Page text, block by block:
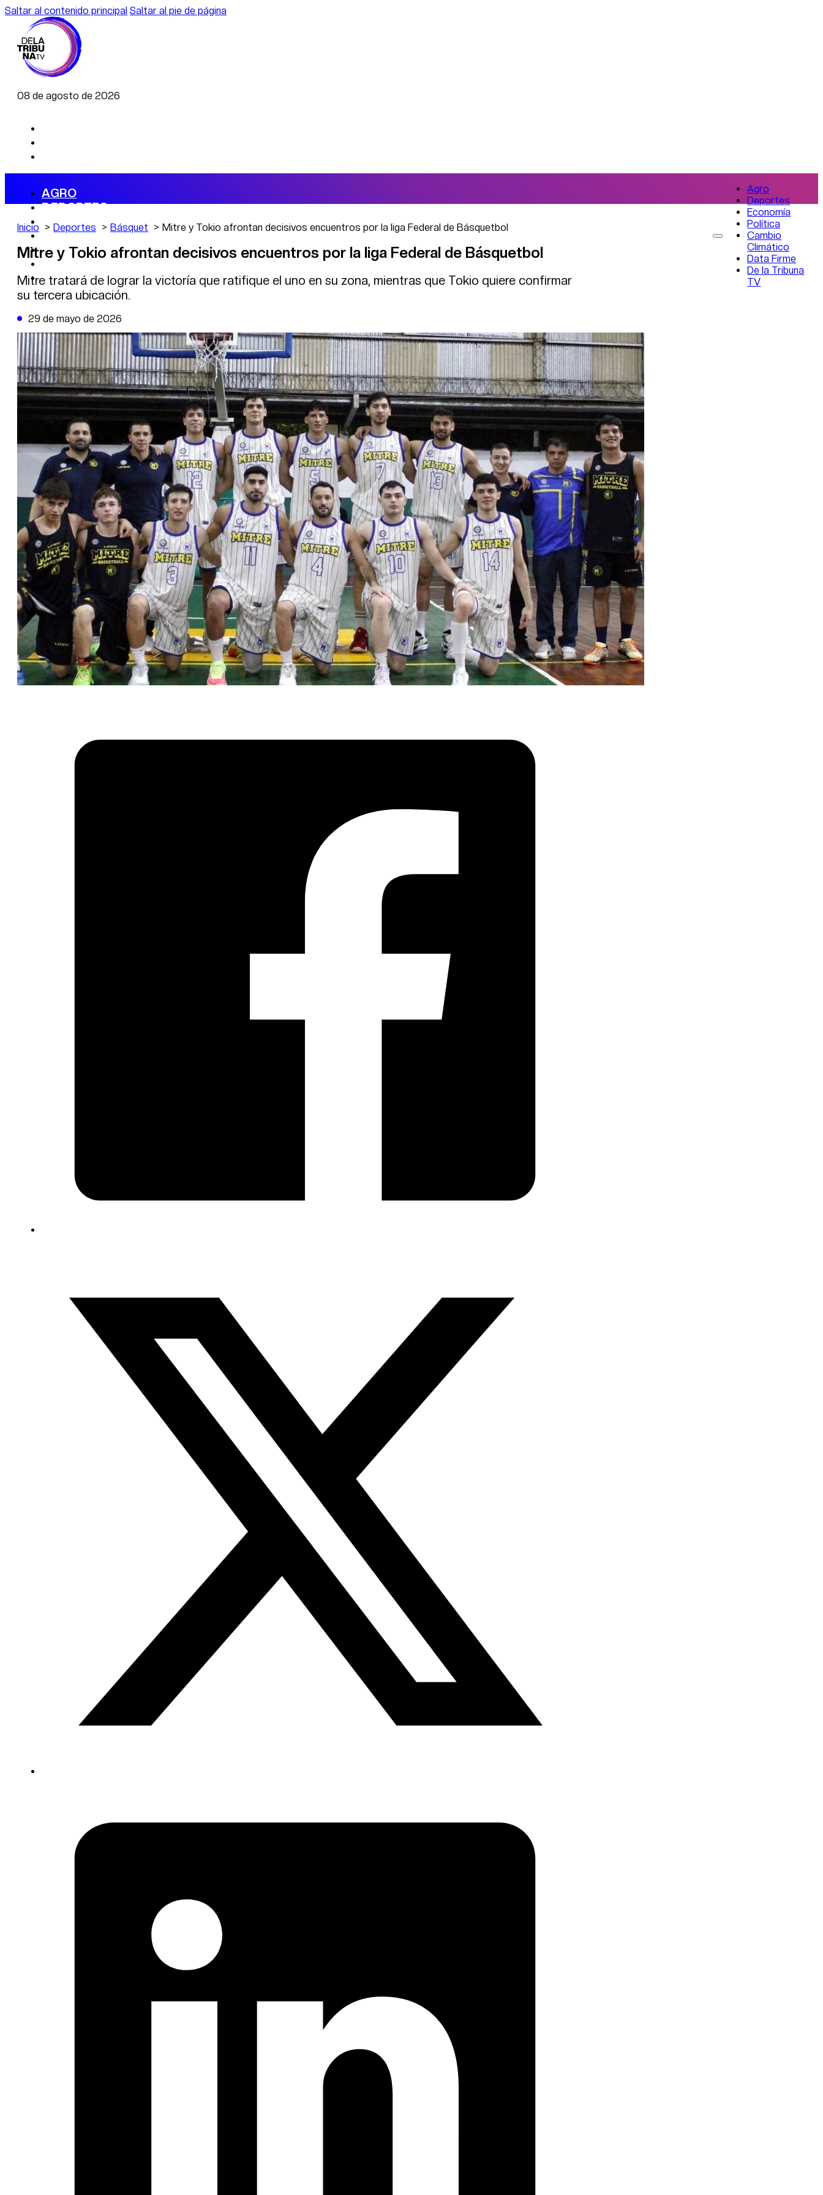
Saltar al contenido principal Saltar al pie de página
08 de agosto de 2026
AGRO
DEPORTES
ECONOMÍA
POLÍTICA
CAMBIO CLIMÁTICO
DATA FIRME
DE LA TRIBUNA TV
Agro
Deportes
Economía
Política
Cambio
Climático
Data Firme
De la Tribuna
TV
Inicio Deportes Básquet Mitre y Tokio afrontan decisivos encuentros por la liga Federal de Básquetbol
Mitre y Tokio afrontan decisivos encuentros por la liga Federal de Básquetbol
Mitre tratará de lograr la victoría que ratifique el uno en su zona, mientras que Tokio quiere confirmar
su tercera ubicación.
29 de mayo de 2026